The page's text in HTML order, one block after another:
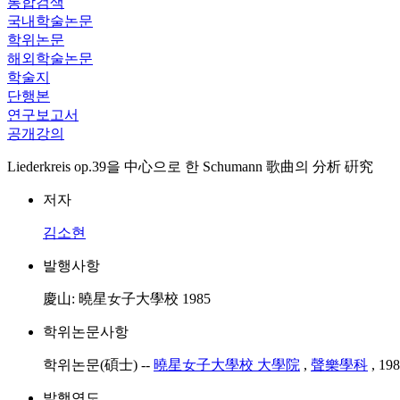
국내학술논문
학위논문
해외학술논문
학술지
단행본
연구보고서
공개강의
Liederkreis op.39을 中心으로 한 Schumann 歌曲의 分析 硏究
저자
김소현
발행사항
慶山: 曉星女子大學校 1985
학위논문사항
학위논문(碩士) -- 曉星女子大學校 大學院 , 聲樂學科 ,